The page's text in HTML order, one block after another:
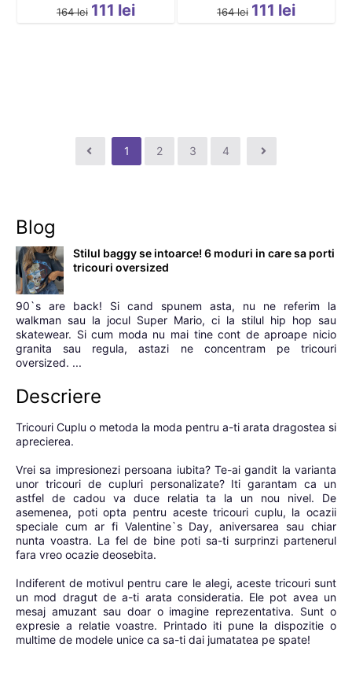
164 lei 111 lei 164 lei 111 lei
1 2 3 4
Blog
Stilul baggy se intoarce! 6 moduri in care sa porti
tricouri oversized
90`s are back! Si cand spunem asta, nu ne referim la
walkman sau la jocul Super Mario, ci la stilul hip hop sau
skatewear. Si cum moda nu mai tine cont de aproape nicio
granita sau regula, astazi ne concentram pe tricouri
oversized. ...
Descriere
Tricouri Cuplu o metoda la moda pentru a-ti arata dragostea si
aprecierea.
Vrei sa impresionezi persoana iubita? Te-ai gandit la varianta
unor tricouri de cupluri personalizate? Iti garantam ca un
astfel de cadou va duce relatia ta la un nou nivel. De
asemenea, poti opta pentru aceste tricouri cuplu, la ocazii
speciale cum ar fi Valentine`s Day, aniversarea sau chiar
nunta voastra. La fel de bine poti sa-ti surprinzi partenerul
fara vreo ocazie deosebita.
Indiferent de motivul pentru care le alegi, aceste tricouri sunt
un mod dragut de a-ti arata consideratia. Ele pot avea un
mesaj amuzant sau doar o imagine reprezentativa. Sunt o
expresie a relatie voastre. Printado iti pune la dispozitie o
multime de modele unice ca sa-ti dai jumatatea pe spate!